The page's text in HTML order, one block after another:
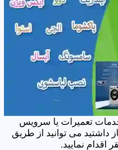
تعمیرات یا سرویس
می توانید از طریق
نمایید.